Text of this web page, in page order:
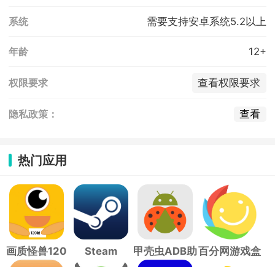
系统 需要支持安卓系统5.2以上
年龄 12+
权限要求 查看权限要求
隐私政策： 查看
热门应用
画质怪兽120
Steam
甲壳虫ADB助百分网游戏盒